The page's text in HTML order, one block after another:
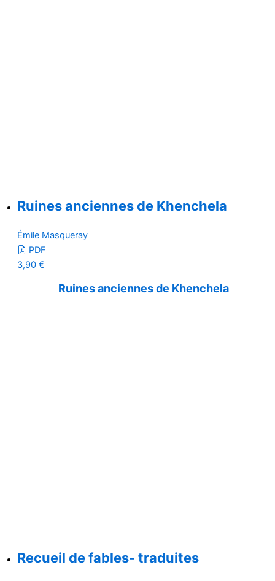
Ruines anciennes de Khenchela
Émile Masqueray
PDF
3,90 €
Ruines anciennes de Khenchela
Recueil de fables- traduites